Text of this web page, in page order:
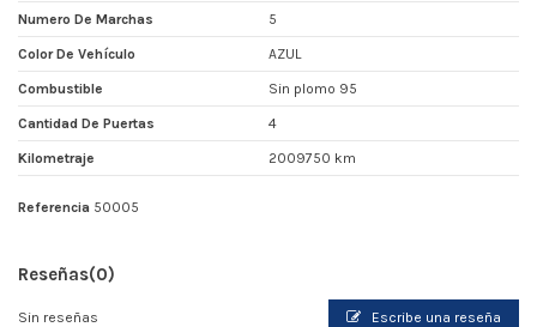
Numero De Marchas 5
Color De Vehículo AZUL
Combustible Sin plomo 95
Cantidad De Puertas 4
Kilometraje 2009750 km
Referencia 50005
Reseñas(0)
Sin reseñas Escribe una reseña